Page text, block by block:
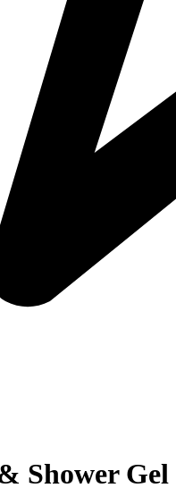
Shower